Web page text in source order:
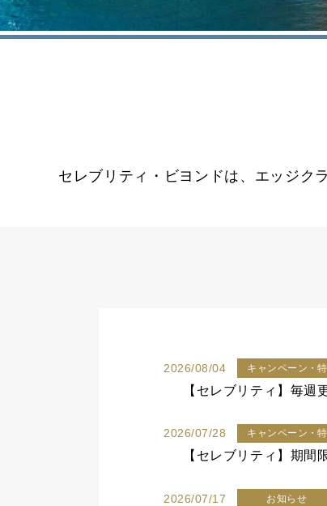
セレブリティ・ビヨンドは、エッジク
2026/08/04 キャンペーン・
【セレブリティ】毎
2026/07/28 キャンペーン・
【セレブリティ】期間
2026/07/17 お知らせ